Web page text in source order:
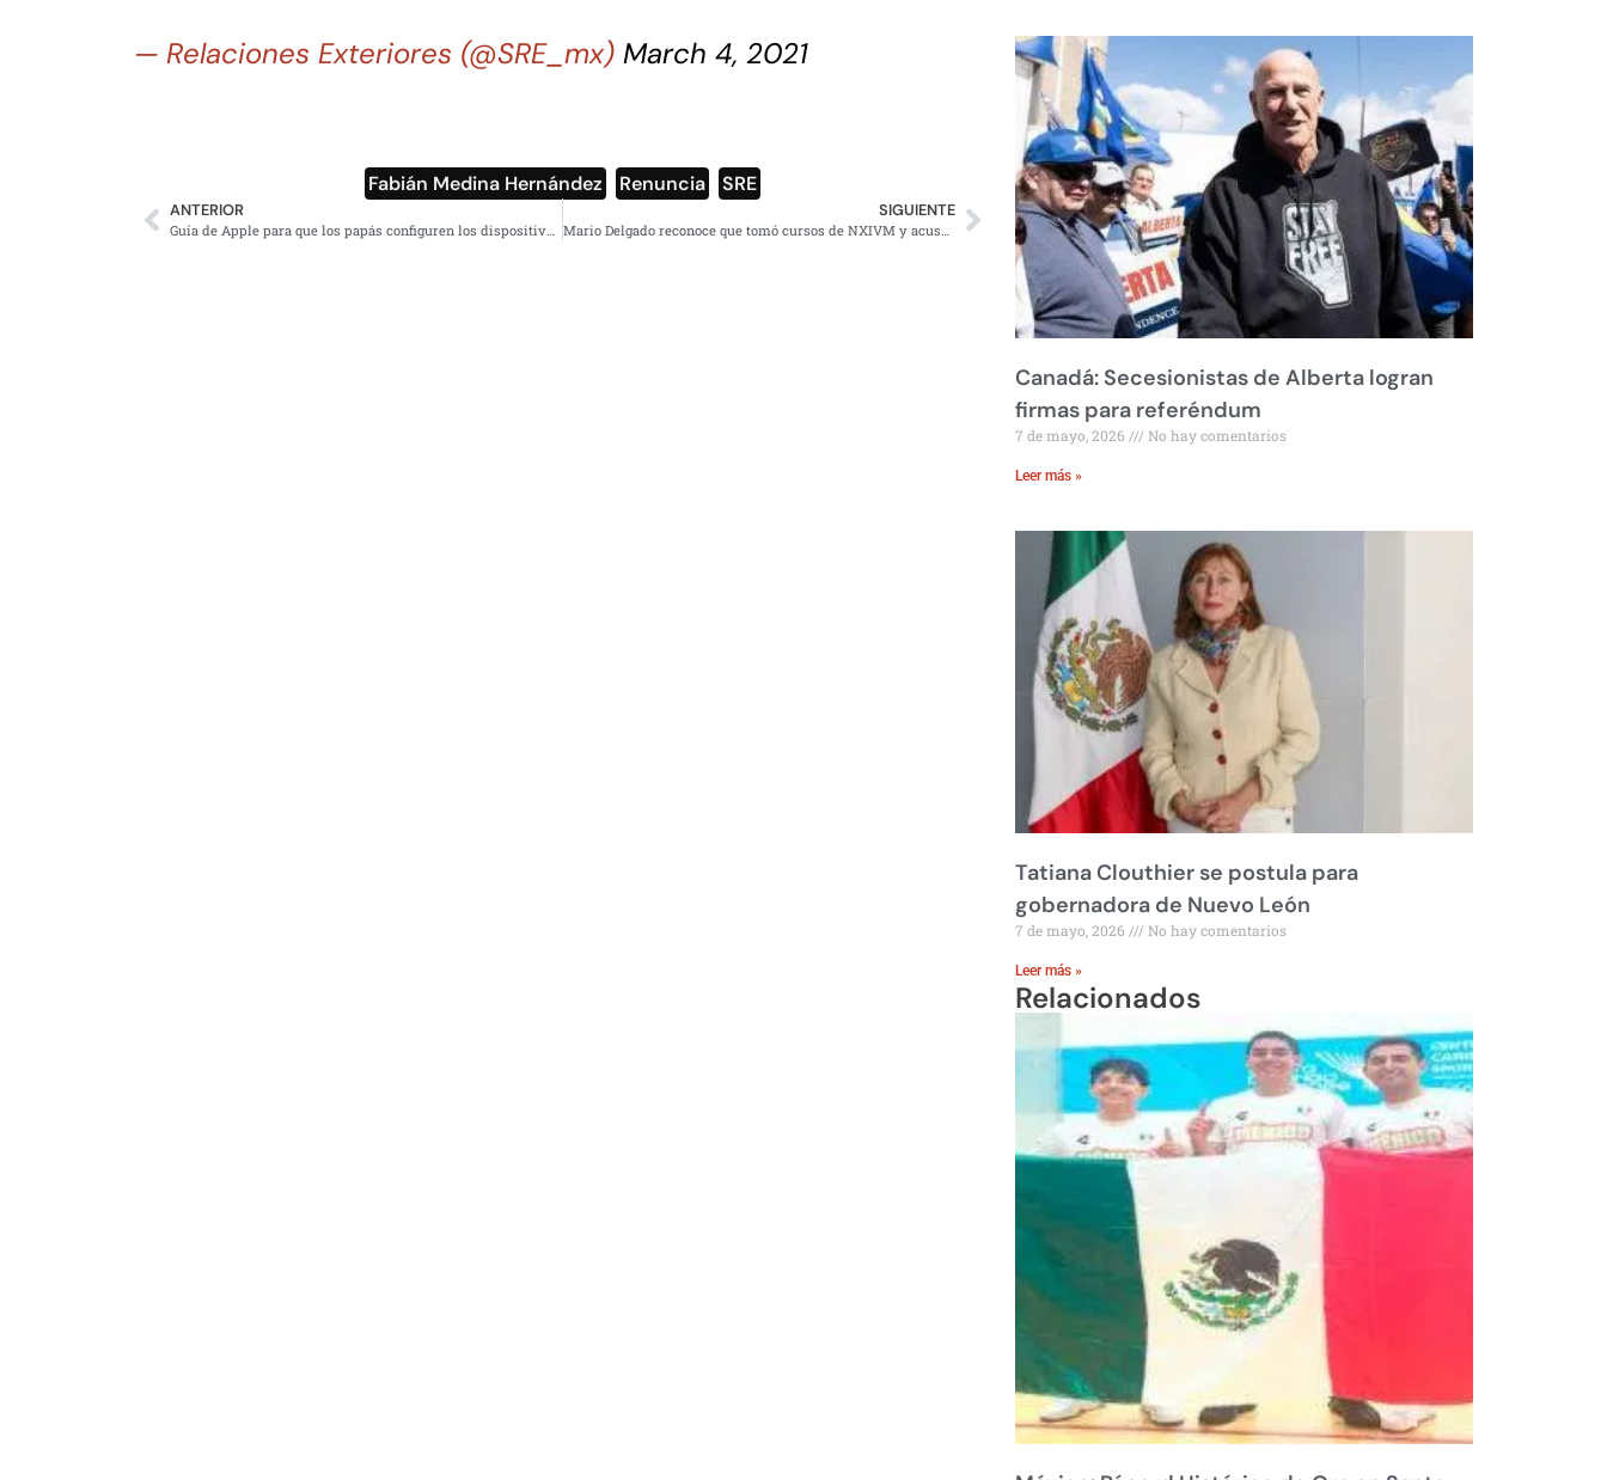
— Relaciones Exteriores (@SRE_mx) March 4, 2021
Fabián Medina Hernández Renuncia SRE
ANTERIOR
Guía de Apple para que los papás configuren los dispositivos de sus hijos
SIGUIENTE
Mario Delgado reconoce que tomó cursos de NXIVM y acusa guerra sucia contra él
Canadá: Secesionistas de Alberta logran
firmas para referéndum
7 de mayo, 2026 No hay comentarios
Leer más »
Tatiana Clouthier se postula para
gobernadora de Nuevo León
7 de mayo, 2026 No hay comentarios
Leer más »
Relacionados